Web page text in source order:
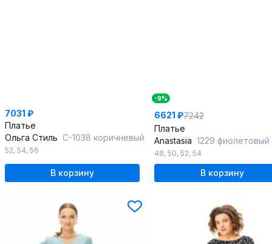
7031 ₽
Платье
Ольга Стиль С-1038 коричневый
52, 54, 56
В корзину
-9%
6621 ₽7242
Платье
Anastasia 1229 фиолетовый
48, 50, 52, 54
В корзину